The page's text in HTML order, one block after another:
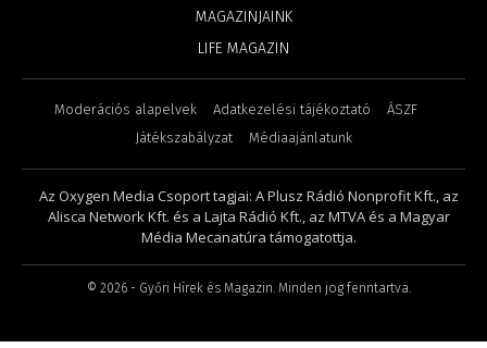
MAGAZINJAINK
LIFE MAGAZIN
Moderációs alapelvek Adatkezelési tájékoztató
ÁSZF
Játékszabályzat
Médiaajánlatunk
Az Oxygen Media Csoport tagjai: A Plusz Rádió Nonprofit Kft., az
Alisca Network Kft. és a Lajta Rádió Kft., az MTVA és a Magyar
Média Mecanatúra támogatottja.
© 2026 - Győri Hírek és Magazin. Minden jog fenntartva.